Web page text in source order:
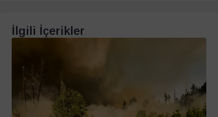
İlgili İçerikler